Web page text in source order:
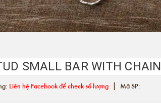
SMALL BAR WITH CHAIN
Liên hệ Facebook để check số lượng | Mã SP: